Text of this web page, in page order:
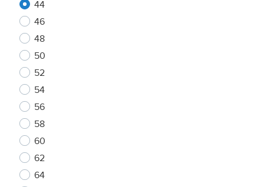
44
46
48
50
52
54
56
58
60
62
64